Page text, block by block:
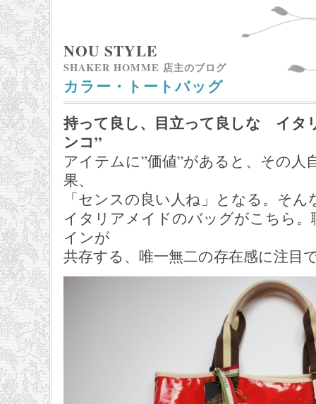
NOU STYLE
SHAKER HOMME 店主のブログ
カラー・トートバッグ
持って良し、目立って良しな イタ
ンコ”
アイテムに”価値”があると、その人
果、
「センスの良い人ね」となる。そ
イタリアメイドのバッグがこちら
インが
共存する、唯一無二の存在感に注目